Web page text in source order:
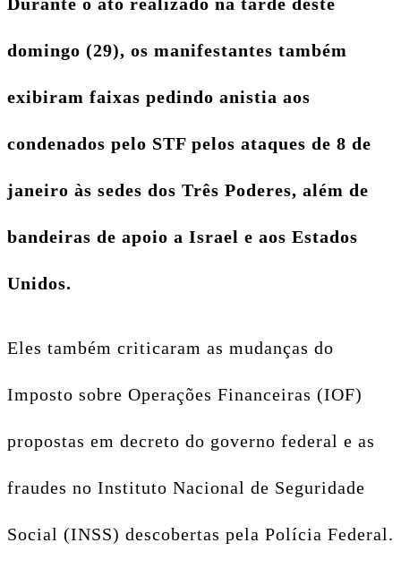
domingo (29), os manifestantes também
exibiram faixas pedindo anistia aos
condenados pelo STF pelos ataques de 8 de
janeiro às sedes dos Três Poderes, além de
bandeiras de apoio a Israel e aos Estados
Unidos.
Eles também criticaram as mudanças do
Imposto sobre Operações Financeiras (IOF)
propostas em decreto do governo federal e as
fraudes no Instituto Nacional de Seguridade
Social (INSS) descobertas pela Polícia Federal.